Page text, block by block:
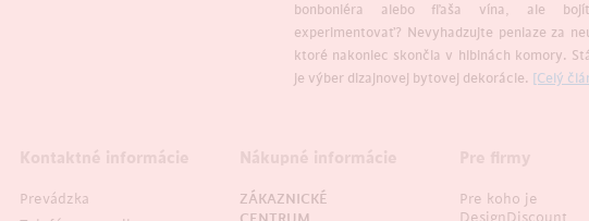
bonboniéra alebo fľaša vína, ale
experimentovať? Nevyhadzujte peniaze za
ktoré nakoniec skončia v hlbinách komory.
je výber dizajnovej bytovej dekorácie. [Celý
Prevádzka
ZÁKAZNICKÉ
Pre koho je
DesignDiscount